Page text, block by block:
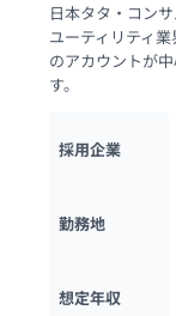
日本タタ・コン
ユーティリティ
のアカウントが
す。
採用企業
勤務地
想定年収